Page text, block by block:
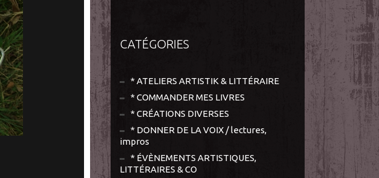
CATÉGORIES
* ATELIERS ARTISTIK & LITTÉRAIRE
* COMMANDER MES LIVRES
* CRÉATIONS DIVERSES
* DONNER DE LA VOIX / lectures,
impros
* ÉVÈNEMENTS ARTISTIQUES,
LITTÉRAIRES & CO